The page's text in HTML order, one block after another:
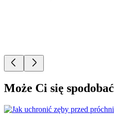
Może Ci się spodobać